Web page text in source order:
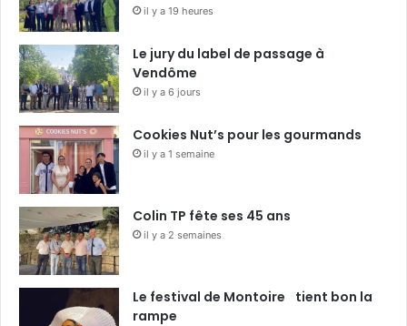
il y a 19 heures
Le jury du label de passage à
Vendôme
il y a 6 jours
Cookies Nut’s pour les gourmands
il y a 1 semaine
Colin TP fête ses 45 ans
il y a 2 semaines
Le festival de Montoire tient bon la
rampe